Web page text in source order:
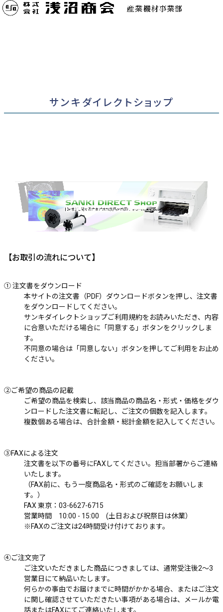
サンキダイレクトショップ
【お取引の流れについて】
① 注文書をダウンロード
本サイトの注文書（PDF）ダウンロードボタンを押し、注文書
をダウンロードしてください。
サンキダイレクトショップご利用規約をお読みいただき、内容
に合意いただける場合に「同意する」ボタンをクリックしま
す。
不同意の場合は「同意しない」ボタンを押してご利用をお止め
ください。
②ご希望の商品の記載
ご希望の商品を検索し、該当商品の商品名・形式・価格をダウ
ンロードした注文書に転記し、ご注文の個数を記入します。
複数個ある場合は、合計金額・総計金額を記入してください。
③FAXによる注文
注文書を以下の番号にFAXしてください。担当部署からご連絡
いたします。
（FAX前に、もう一度商品名・形式のご確認をお願いしま
す。）
FAX 東京： 03-6627-6715
営業時間 10:00 - 15:00 (土日および祝祭日は休業）
※FAXのご注文は24時間受け付けております。
④ご注文完了
ご注文いただきました商品につきましては、通常受注後2～3
営業日にて納品いたします。
何らかの事由でお届けまでに時間がかかる場合、またはご注文
に関し確認させていただきたい事項がある場合は、メールか電
話またはFAXにてご連絡いたします。